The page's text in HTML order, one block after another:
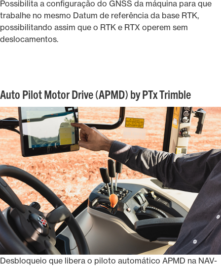
Possibilita a configuração do GNSS da máquina para que
trabalhe no mesmo Datum de referência da base RTK,
possibilitando assim que o RTK e RTX operem sem
deslocamentos.
Auto Pilot Motor Drive (APMD) by PTx Trimble
Desbloqueio que libera o piloto automático APMD na NAV-